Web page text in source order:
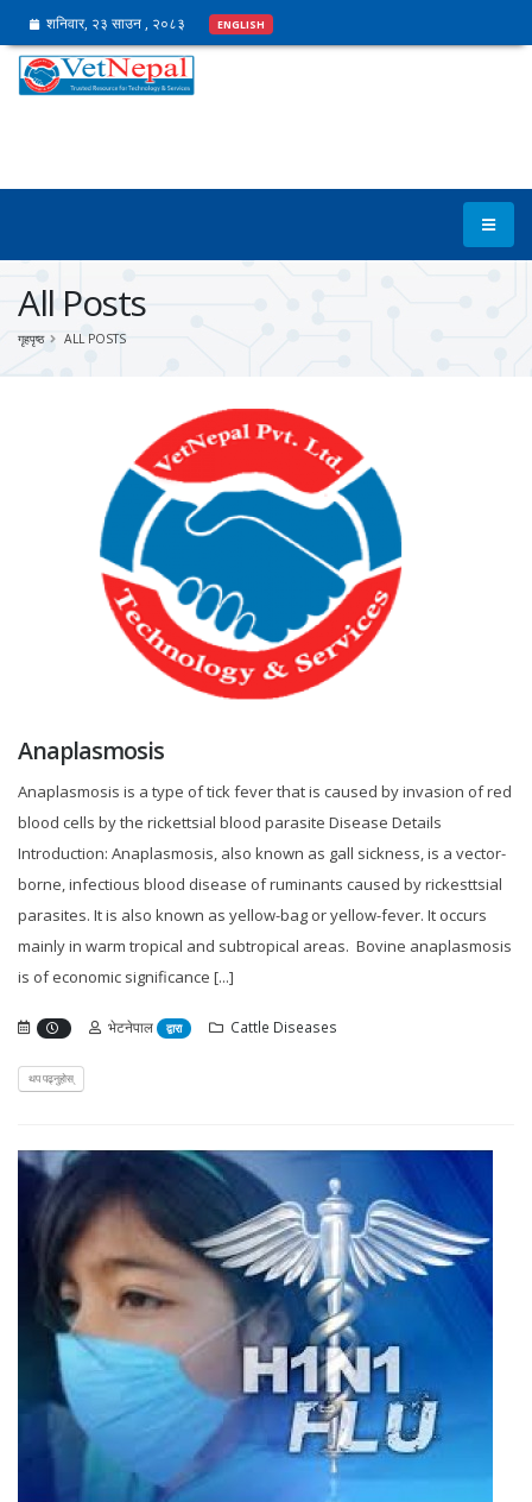
शनिवार, २३ साउन , २०८३ ENGLISH
All Posts
गृहपृष्ठ ALL POSTS
Anaplasmosis
Anaplasmosis is a type of tick fever that is caused by invasion of red
blood cells by the rickettsial blood parasite Disease Details
Introduction: Anaplasmosis, also known as gall sickness, is a vector-
borne, infectious blood disease of ruminants caused by rickesttsial
parasites. It is also known as yellow-bag or yellow-fever. It occurs
mainly in warm tropical and subtropical areas. Bovine anaplasmosis
is of economic significance [...]
भेटनेपाल द्वारा Cattle Diseases
थप पढ्नुहोस्